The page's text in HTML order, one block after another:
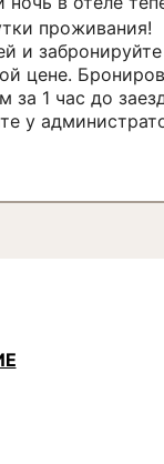
проживания!
и
цене.
за 1 час до
у